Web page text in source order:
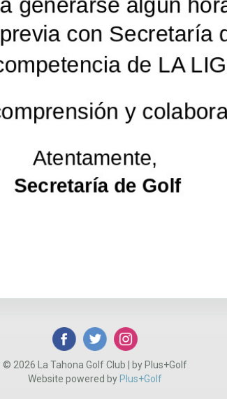
© 2026 La Tahona Golf Club | by Plus+Golf
Website powered by Plus+Golf